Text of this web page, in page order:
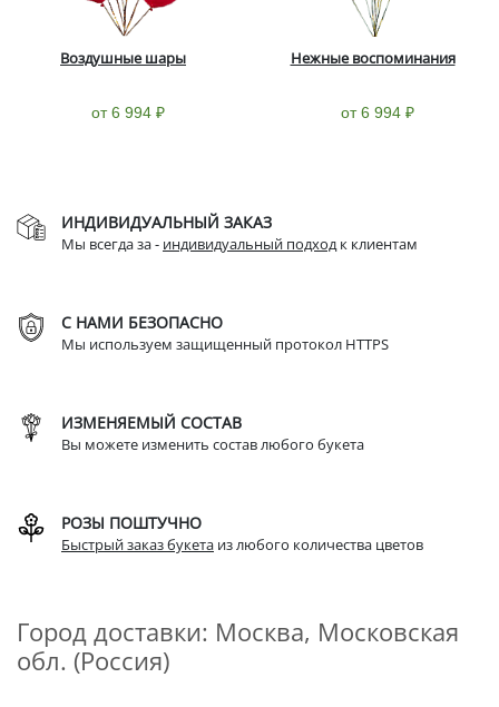
Воздушные шары
от 6 994 ₽
Нежные воспоминания
от 6 994 ₽
ИНДИВИДУАЛЬНЫЙ ЗАКАЗ
Мы всегда за - индивидуальный подходк клиентам
С НАМИ БЕЗОПАСНО
Мы используем защищенный протокол HTTPS
ИЗМЕНЯЕМЫЙ СОСТАВ
Вы можете изменить состав любого букета
РОЗЫ ПОШТУЧНО
Быстрый заказ букета из любого количества цветов
Город доставки: Москва, Московская
обл. (Россия)